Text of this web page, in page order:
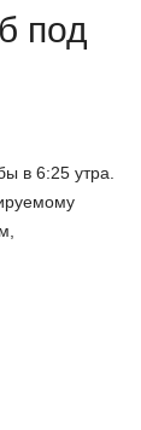
под
в 6:25 утра.